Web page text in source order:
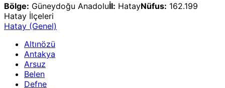
Bölge: Güneydoğu Anadoluİl: HatayNüfus: 162.199
Hatay İlçeleri
Hatay (Genel)
Altınözü
Antakya
Arsuz
Belen
Defne